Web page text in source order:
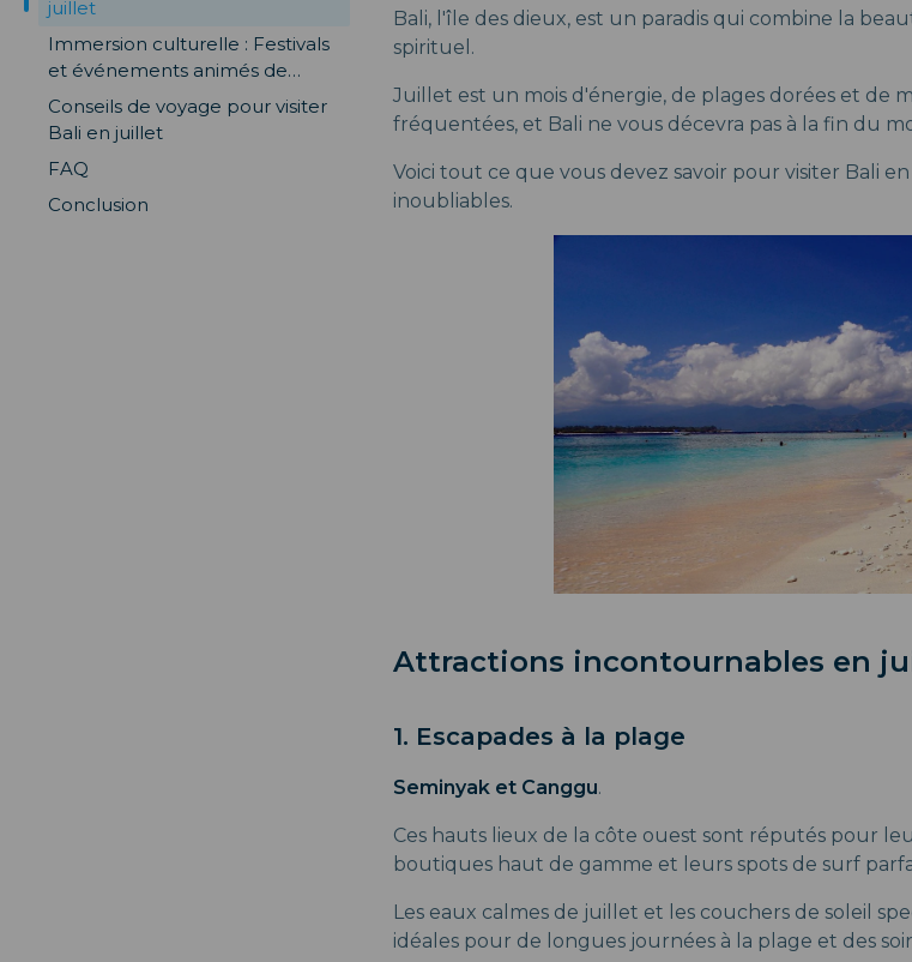
juillet
Immersion culturelle : Festivals
et événements animés de
juillet
Conseils de voyage pour visiter
Bali en juillet
FAQ
Conclusion
Bali, l'île des dieux, est un paradis qui combine la
spirituel.
Juillet est un mois d'énergie, de plages dorées et de
fréquentées, et Bali ne vous décevra pas à la fin du
Voici tout ce que vous devez savoir pour visiter Bali
inoubliables.
Attractions incontournables en
1. Escapades à la plage
Seminyak et Canggu.
Ces hauts lieux de la côte ouest sont réputés pour
boutiques haut de gamme et leurs spots de surf
Les eaux calmes de juillet et les couchers de soleil
idéales pour de longues journées à la plage et des